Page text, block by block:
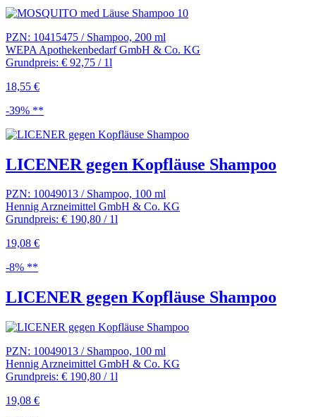
PZN: 10415475 / Shampoo, 200 ml
WEPA Apothekenbedarf GmbH & Co. KG
Grundpreis: € 92,75 / 1l
18,55 €
-39% **
LICENER gegen Kopfläuse Shampoo
PZN: 10049013 / Shampoo, 100 ml
Hennig Arzneimittel GmbH & Co. KG
Grundpreis: € 190,80 / 1l
19,08 €
-8% **
LICENER gegen Kopfläuse Shampoo
PZN: 10049013 / Shampoo, 100 ml
Hennig Arzneimittel GmbH & Co. KG
Grundpreis: € 190,80 / 1l
19,08 €